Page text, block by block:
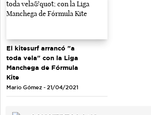
El kitesurf arrancó "a
toda vela" con la Liga
Manchega de Fórmula
Kite
Mario Gómez - 21/04/2021